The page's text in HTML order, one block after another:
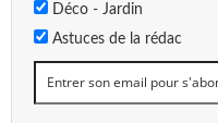
Déco - Jardin
Astuces de la rédac